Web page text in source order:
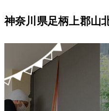
神奈川県足柄上郡山